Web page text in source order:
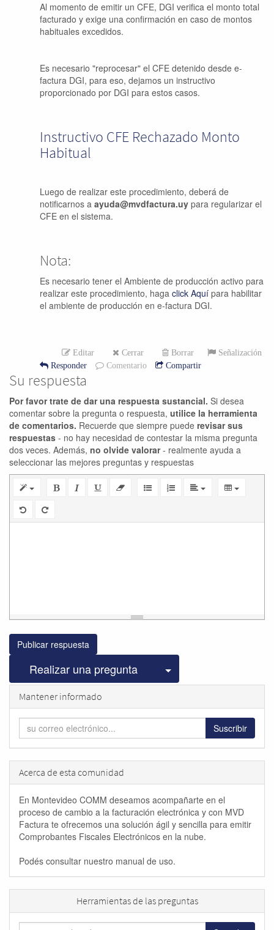
Al momento de emitir un CFE, DGI verifica el monto total
facturado y exige una confirmación en caso de montos
habituales excedidos.
Es necesario "reprocesar" el CFE detenido desde e-
factura DGI, para eso, dejamos un instructivo
proporcionado por DGI para estos casos.
Instructivo CFE Rechazado Monto
Habitual
Luego de realizar este procedimiento, deberá de
notificarnos a ayuda@mvdfactura.uy para regularizar el
CFE en el sistema.
Nota:
Es necesario tener el Ambiente de producción activo para
realizar este procedimiento, haga click Aquí para habilitar
el ambiente de producción en e-factura DGI.
Editar Cerrar Borrar
Señalización
Responder
Comentario Compartir
Su respuesta
Por favor trate de dar una respuesta sustancial. Si desea
comentar sobre la pregunta o respuesta, utilice la herramienta
de comentarios. Recuerde que siempre puede revisar sus
respuestas - no hay necesidad de contestar la misma pregunta
dos veces. Además, no olvide valorar- realmente ayuda a
seleccionar las mejores preguntas y respuestas
Publicar respuesta
Realizar una pregunta Seleccionar
Mantener informado
Suscribir
Acerca de esta comunidad
En Montevideo COMM deseamos acompañarte en el
proceso de cambio a la facturación electrónica y con MVD
Factura te ofrecemos una solución ágil y sencilla para emitir
Comprobantes Fiscales Electrónicos en la nube.
Podés consultar nuestro manual de uso.
Herramientas de las preguntas